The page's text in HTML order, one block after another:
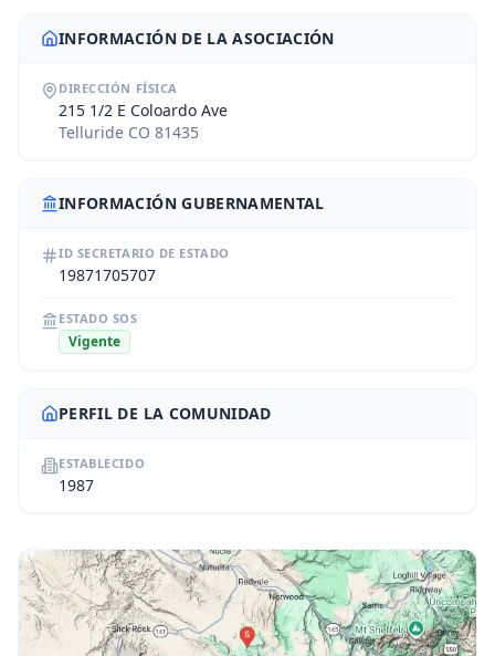
INFORMACIÓN DE LA ASOCIACIÓN
DIRECCIÓN FÍSICA
215 1/2 E Coloardo Ave
Telluride CO 81435
INFORMACIÓN GUBERNAMENTAL
ID SECRETARIO DE ESTADO
19871705707
ESTADO SOS
Vigente
PERFIL DE LA COMUNIDAD
ESTABLECIDO
1987